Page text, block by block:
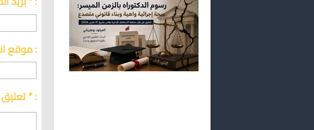
موقع انترنت :
تعليق * :